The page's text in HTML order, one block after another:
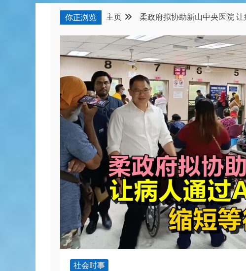
你正浏览 主页 柔政府拟协助新山中央医院
社会时事